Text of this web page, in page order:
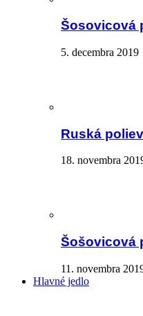
Šosovicová
5. decembra 2019
Ruská
18. novembra
Šošovicová
11. novembra
Hlavné jedlo